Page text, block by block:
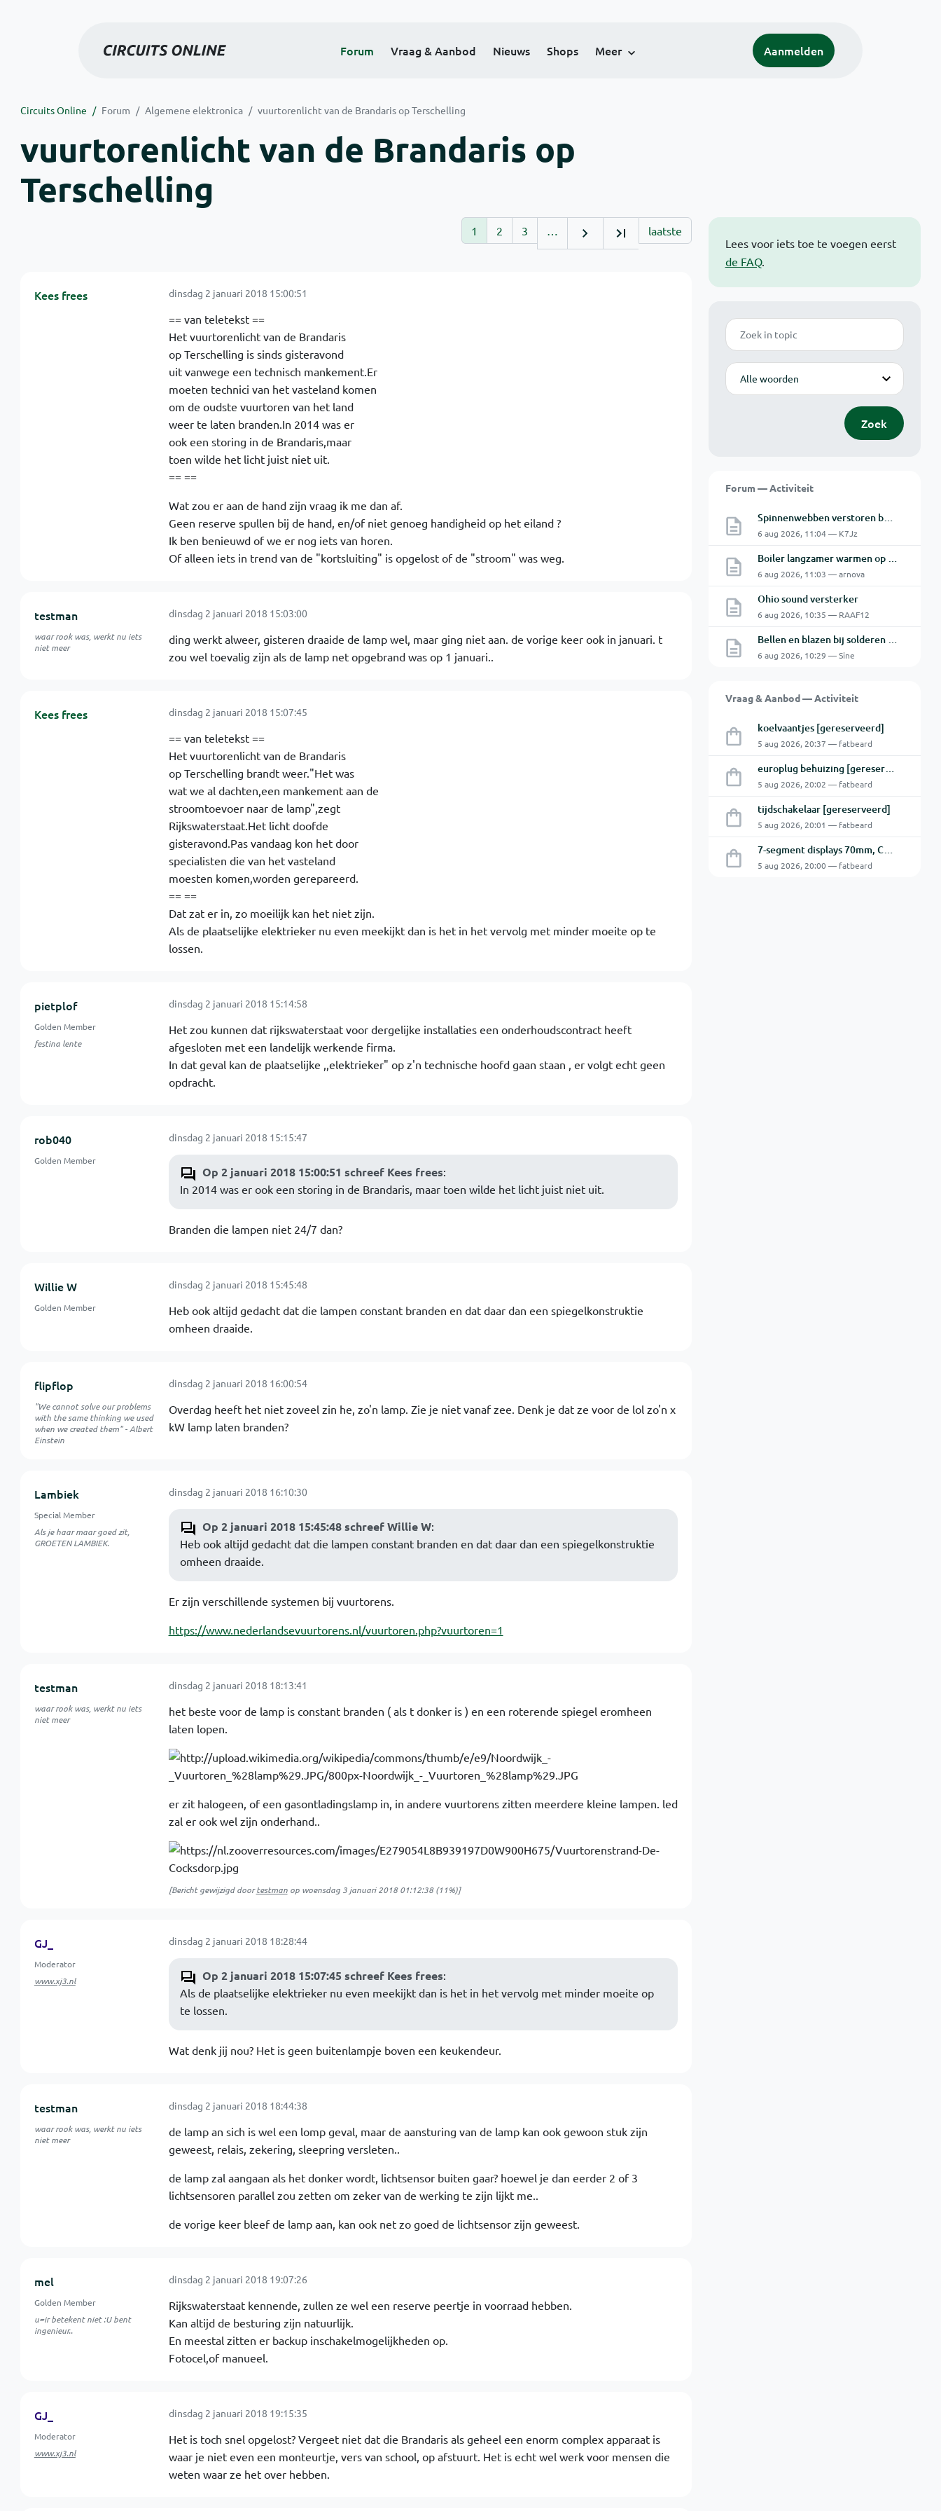
Forum Vraag & Aanbod Nieuws Shops Meer Aanmelden
Circuits Online Forum Algemene elektronica vuurtorenlicht van de Brandaris op Terschelling
vuurtorenlicht van de Brandaris op
Terschelling
Lees voor iets toe te voegen eerst
de FAQ.
Zoek
Modus
Zoek
Forum — Activiteit
Spinnenwebben verstoren beeld bewakingscamera's
6 aug 2026, 11:04 — K7Jz
Boiler langzamer warmen op zonne energie
6 aug 2026, 11:03 — arnova
Ohio sound versterker
6 aug 2026, 10:35 — RAAF12
Bellen en blazen bij solderen van Chinese PCBs
6 aug 2026, 10:29 — Sine
Vraag & Aanbod — Activiteit
koelvaantjes [gereserveerd]
5 aug 2026, 20:37 — fatbeard
europlug behuizing [gereserveerd]
5 aug 2026, 20:02 — fatbeard
tijdschakelaar [gereserveerd]
5 aug 2026, 20:01 — fatbeard
7-segment displays 70mm, CA [gereserveerd]
5 aug 2026, 20:00 — fatbeard
1 2 3 … laatste
Kees frees dinsdag 2 januari 2018 15:00:51
== van teletekst ==
Het vuurtorenlicht van de Brandaris
op Terschelling is sinds gisteravond
uit vanwege een technisch mankement.Er
moeten technici van het vasteland komen
om de oudste vuurtoren van het land
weer te laten branden.In 2014 was er
ook een storing in de Brandaris,maar
toen wilde het licht juist niet uit.
== ==
Wat zou er aan de hand zijn vraag ik me dan af.
Geen reserve spullen bij de hand, en/of niet genoeg handigheid op het eiland ?
Ik ben benieuwd of we er nog iets van horen.
Of alleen iets in trend van de "kortsluiting" is opgelost of de "stroom" was weg.
testman
waar rook was, werkt nu iets
niet meer
dinsdag 2 januari 2018 15:03:00
ding werkt alweer, gisteren draaide de lamp wel, maar ging niet aan. de vorige keer ook in januari. t
zou wel toevalig zijn als de lamp net opgebrand was op 1 januari..
Kees frees dinsdag 2 januari 2018 15:07:45
== van teletekst ==
Het vuurtorenlicht van de Brandaris
op Terschelling brandt weer."Het was
wat we al dachten,een mankement aan de
stroomtoevoer naar de lamp",zegt
Rijkswaterstaat.Het licht doofde
gisteravond.Pas vandaag kon het door
specialisten die van het vasteland
moesten komen,worden gerepareerd.
== ==
Dat zat er in, zo moeilijk kan het niet zijn.
Als de plaatselijke elektrieker nu even meekijkt dan is het in het vervolg met minder moeite op te
lossen.
pietplof
Golden Member
festina lente
dinsdag 2 januari 2018 15:14:58
Het zou kunnen dat rijkswaterstaat voor dergelijke installaties een onderhoudscontract heeft
afgesloten met een landelijk werkende firma.
In dat geval kan de plaatselijke ,,elektrieker" op z'n technische hoofd gaan staan , er volgt echt geen
opdracht.
rob040
Golden Member
dinsdag 2 januari 2018 15:15:47
Op 2 januari 2018 15:00:51 schreef Kees frees:
In 2014 was er ook een storing in de Brandaris, maar toen wilde het licht juist niet uit.
Branden die lampen niet 24/7 dan?
Willie W
Golden Member
dinsdag 2 januari 2018 15:45:48
Heb ook altijd gedacht dat die lampen constant branden en dat daar dan een spiegelkonstruktie
omheen draaide.
flipflop
"We cannot solve our problems
with the same thinking we used
when we created them" - Albert
Einstein
dinsdag 2 januari 2018 16:00:54
Overdag heeft het niet zoveel zin he, zo'n lamp. Zie je niet vanaf zee. Denk je dat ze voor de lol zo'n x
kW lamp laten branden?
Lambiek
Special Member
Als je haar maar goed zit,
GROETEN LAMBIEK.
dinsdag 2 januari 2018 16:10:30
Op 2 januari 2018 15:45:48 schreef Willie W:
Heb ook altijd gedacht dat die lampen constant branden en dat daar dan een spiegelkonstruktie
omheen draaide.
Er zijn verschillende systemen bij vuurtorens.
https://www.nederlandsevuurtorens.nl/vuurtoren.php?vuurtoren=1
testman
waar rook was, werkt nu iets
niet meer
dinsdag 2 januari 2018 18:13:41
het beste voor de lamp is constant branden ( als t donker is ) en een roterende spiegel eromheen
laten lopen.
er zit halogeen, of een gasontladingslamp in, in andere vuurtorens zitten meerdere kleine lampen. led
zal er ook wel zijn onderhand..
[Bericht gewijzigd doortestmanop woensdag 3 januari 2018 01:12:38(11%)]
GJ_
Moderator
www.xj3.nl
dinsdag 2 januari 2018 18:28:44
Op 2 januari 2018 15:07:45 schreef Kees frees:
Als de plaatselijke elektrieker nu even meekijkt dan is het in het vervolg met minder moeite op
te lossen.
Wat denk jij nou? Het is geen buitenlampje boven een keukendeur.
testman
waar rook was, werkt nu iets
niet meer
dinsdag 2 januari 2018 18:44:38
de lamp an sich is wel een lomp geval, maar de aansturing van de lamp kan ook gewoon stuk zijn
geweest, relais, zekering, sleepring versleten..
de lamp zal aangaan als het donker wordt, lichtsensor buiten gaar? hoewel je dan eerder 2 of 3
lichtsensoren parallel zou zetten om zeker van de werking te zijn lijkt me..
de vorige keer bleef de lamp aan, kan ook net zo goed de lichtsensor zijn geweest.
mel
Golden Member
u=ir betekent niet :U bent
ingenieur..
dinsdag 2 januari 2018 19:07:26
Rijkswaterstaat kennende, zullen ze wel een reserve peertje in voorraad hebben.
Kan altijd de besturing zijn natuurlijk.
En meestal zitten er backup inschakelmogelijkheden op.
Fotocel,of manueel.
GJ_
Moderator
www.xj3.nl
dinsdag 2 januari 2018 19:15:35
Het is toch snel opgelost? Vergeet niet dat die Brandaris als geheel een enorm complex apparaat is
waar je niet even een monteurtje, vers van school, op afstuurt. Het is echt wel werk voor mensen die
weten waar ze het over hebben.